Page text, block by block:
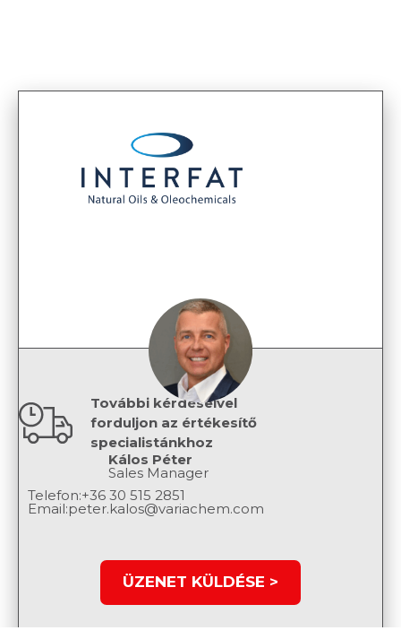
További kérdéseivel
forduljon az értékesítő
specialistánkhoz
Kálos Péter
Sales Manager
Telefon:+36 30 515 2851
Email:peter.kalos@variachem.com
ÜZENET KÜLDÉSE >